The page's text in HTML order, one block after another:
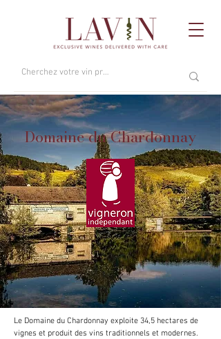
Domaine du Chardonnay
Le Domaine du Chardonnay exploite 34,5 hectares de
vignes et produit des vins traditionnels et modernes.